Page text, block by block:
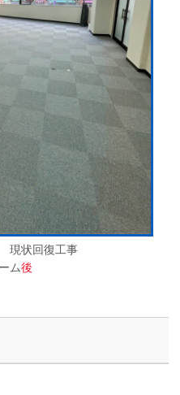
状回復工事
ム後